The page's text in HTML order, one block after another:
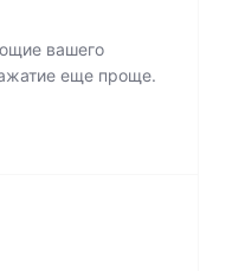
вашего
еще проще.